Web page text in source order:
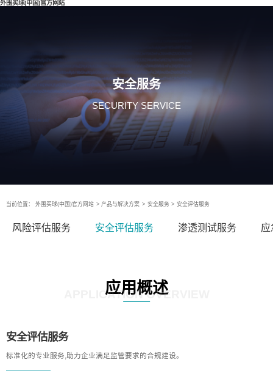
外围买球(中国)官方网站
安全服务
SECURITY SERVICE
当前位置： 外围买球(中国)官方网站 > 产品与解决方案 > 安全服务 > 安全评估服务
风险评估服务 安全评估服务 渗透测试服务 应
应用概述
APPLICATION OVERVIEW
安全评估服务
标准化的专业服务,助力企业满足监管要求的合规建设。